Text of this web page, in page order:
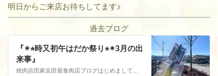
明日からご来店お待ちしてます♪
過去ブログ
『✴︎⭐︎時又初午はだか祭り⭐︎✴︎3月の出
来事』
焼肉吉田家吉田屋食肉店ブログはじめまして長野県飯田市(焼肉の街)にある焼肉吉田家&吉田屋食肉店です😊お店の事から本日の賄い飯までブログでお届けしています。★フ…